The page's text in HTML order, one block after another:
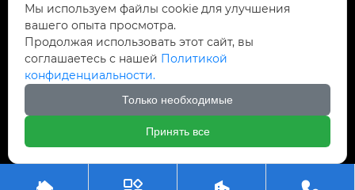

Китай, провинция Шэньси, город Баоцзи,
район Фэнсян, промышленная зона Чанцин,
улица Чуанье Си, дом 3
 adm@jingyuanadm.com
 +86-15991979799
Авторское право©ООО Баоцзи Цзиньюань технологии и
Мы используем файлы cookie для улучшения
вашего опыта просмотра.
Продолжая использовать этот сайт, вы
соглашаетесь с нашей Политикой
конфиденциальности.
Только необходимые
Принять все